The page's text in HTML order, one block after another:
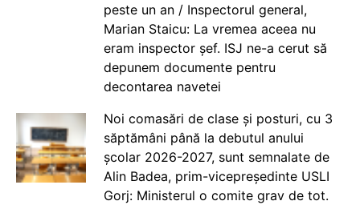
peste un an / Inspectorul general,
Marian Staicu: La vremea aceea nu
eram inspector șef. ISJ ne-a cerut să
depunem documente pentru
decontarea navetei
Noi comasări de clase și posturi, cu 3
săptămâni până la debutul anului
școlar 2026-2027, sunt semnalate de
Alin Badea, prim-vicepreședinte USLI
Gorj: Ministerul o comite grav de tot.